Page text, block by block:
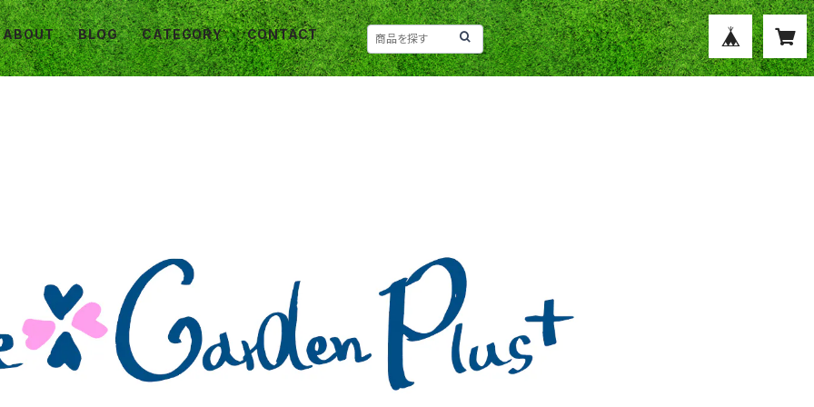
ABOUT BLOG CATEGORY CONTACT